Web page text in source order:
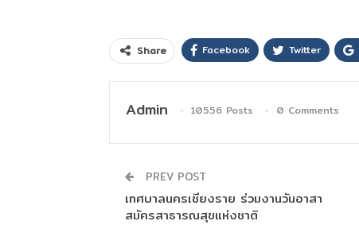
Share Facebook Twitter
Admin 10556 Posts 0 Comments
PREV POST
เทศบาลนครเชียงราย ร่วมงานวันอาสา
สมัครสาธารณสุขแห่งชาติ